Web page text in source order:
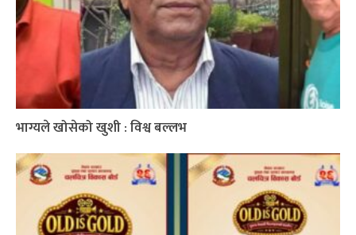
भाग्यले खोसेको खुशी : विश्व बल्लभ